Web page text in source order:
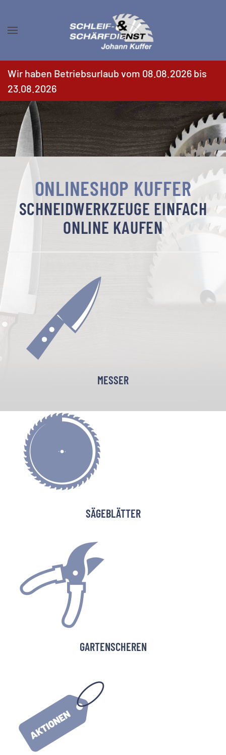
Zum Hauptinhalt springen
Wir haben Betriebsurlaub vom 08.08.2026 bis
23.08.2026
ONLINESHOP KUFFER
SCHNEIDWERKZEUGE EINFACH
ONLINE KAUFEN
MESSER
SÄGEBLÄTTER
GARTENSCHEREN